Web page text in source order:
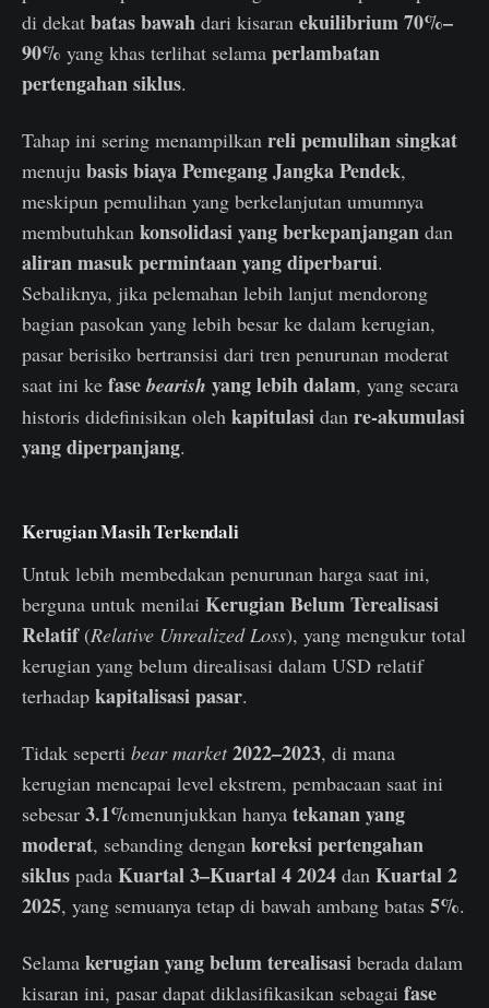
di dekat batas bawah dari kisaran ekuilibrium 70%–
90% yang khas terlihat selama perlambatan
pertengahan siklus.
Tahap ini sering menampilkan reli pemulihan singkat
menuju basis biaya Pemegang Jangka Pendek,
meskipun pemulihan yang berkelanjutan umumnya
membutuhkan konsolidasi yang berkepanjangan dan
aliran masuk permintaan yang diperbarui.
Sebaliknya, jika pelemahan lebih lanjut mendorong
bagian pasokan yang lebih besar ke dalam kerugian,
pasar berisiko bertransisi dari tren penurunan moderat
saat ini ke fasebearish yang lebih dalam, yang secara
historis didefinisikan oleh kapitulasi dan re-akumulasi
yang diperpanjang.
Kerugian Masih Terkendali
Untuk lebih membedakan penurunan harga saat ini,
berguna untuk menilai Kerugian Belum Terealisasi
Relatif(Relative Unrealized Loss), yang mengukur total
kerugian yang belum direalisasi dalam USD relatif
terhadap kapitalisasi pasar.
Tidak seperti bear market 2022–2023, di mana
kerugian mencapai level ekstrem, pembacaan saat ini
sebesar 3.1%menunjukkan hanya tekanan yang
moderat, sebanding dengan koreksi pertengahan
siklus pada Kuartal 3–Kuartal 4 2024 dan Kuartal 2
2025, yang semuanya tetap di bawah ambang batas 5%.
Selama kerugian yang belum terealisasi berada dalam
kisaran ini, pasar dapat diklasifikasikan sebagai fase